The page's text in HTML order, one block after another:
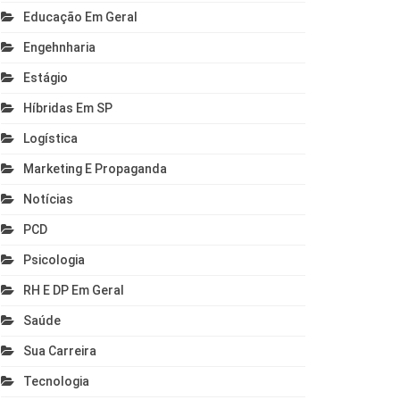
Educação Em Geral
Engehnharia
Estágio
Híbridas Em SP
Logística
Marketing E Propaganda
Notícias
PCD
Psicologia
RH E DP Em Geral
Saúde
Sua Carreira
Tecnologia